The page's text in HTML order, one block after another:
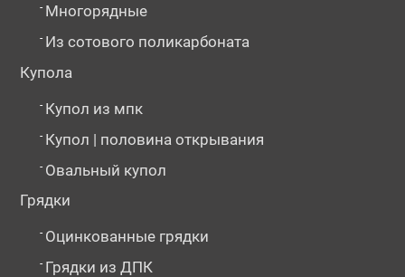
- Многорядные
- Из сотового поликарбоната
Купола
- Купол из мпк
- Купол | половина открывания
- Овальный купол
Грядки
- Оцинкованные грядки
- Грядки из ДПК